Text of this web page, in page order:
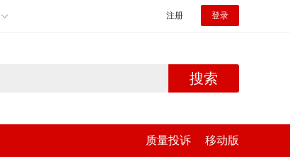
注册 登录
搜索
质量投诉 移动版